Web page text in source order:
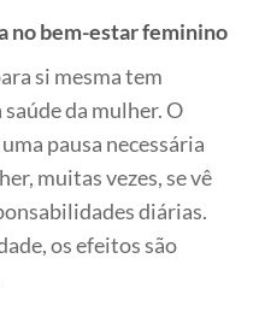
no bem-estar feminino
si mesma tem
da mulher. O
pausa necessária
muitas vezes, se vê
diárias.
os efeitos são